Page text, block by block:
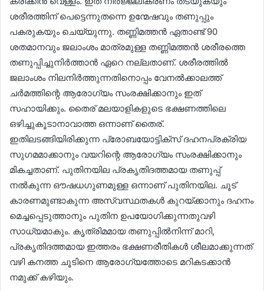
ശരീരത്തിന് പെട്ടെന്നുതന്നെ ഉന്മേഷവും തണുപ്പും
പകരുകയും ചെയ്യുന്നു. തണ്ണിമത്തൻ ഏതാണ്ട് 90
ശതമാനവും ജലാംശം മാത്രമുള്ള തണ്ണിമത്തൻ ശരീരത്തെ
തണുപ്പിച്ചുനിർത്താൻ ഏറെ നല്ലതാണ്. ശരീരത്തിൽ
ജലാംശം നിലനിർത്തുന്നതിനൊപ്പം വേനൽക്കാലത്ത്
ചർമത്തിന്റെ ആരോഗ്യം സംരക്ഷിക്കാനും ഇത്
സഹായിക്കും. തൈര് മലയാളികളുടെ ഭക്ഷണത്തിലെ
ഒഴിച്ചുകൂടാനാവാത്ത ഒന്നാണ് തൈര്.
ഇതിലടങ്ങിയിരിക്കുന്ന പ്രോബയോട്ടിക്സ് ദഹനപ്രക്രിയ
സുഗമമാക്കാനും വയറിന്റെ ആരോഗ്യം സംരക്ഷിക്കാനും
മികച്ചതാണ്. പുതിനയില പ്രകൃതിദത്തമായ തണുപ്പ്
നൽകുന്ന ഔഷധഗുണമുള്ള ഒന്നാണ് പുതിനയില. ചൂട്
കാരണമുണ്ടാകുന്ന അസ്വസ്ഥതകൾ കുറയ്ക്കാനും ദഹനം
മെച്ചപ്പെടുത്താനും പുതിന ഉപയോഗിക്കുന്നതുവഴി
സാധ്യമാകും. കൃത്രിമമായ തണുപ്പിൽനിന്ന് മാറി,
പ്രകൃതിദത്തമായ ഇത്തരം ഭക്ഷണരീതികൾ ശീലമാക്കുന്നത്
വഴി കനത്ത ചൂടിനെ ആരോഗ്യത്തോടെ മറികടക്കാൻ
നമുക്ക് കഴിയും.